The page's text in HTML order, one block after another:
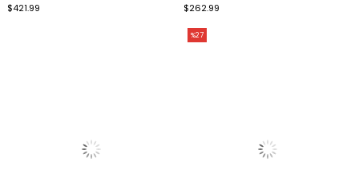
$421.99 $262.99
%27